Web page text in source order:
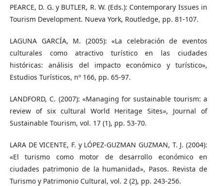
PEARCE, D. G. y BUTLER, R. W. (Eds.): Contemporary Issues in
Tourism Development. Nueva York, Routledge, pp. 81-107.
LAGUNA GARCÍA, M. (2005): «La celebración de eventos
culturales como atractivo turístico en las ciudades
históricas: análisis del impacto económico y turístico»,
Estudios Turísticos, nº 166, pp. 65-97.
LANDFORD, C. (2007): «Managing for sustainable tourism: a
review of six cultural World Heritage Sites», Journal of
Sustainable Tourism, vol. 17 (1), pp. 53-70.
LARA DE VICENTE, F. y LÓPEZ-GUZMAN GUZMAN, T. J. (2004):
«El turismo como motor de desarrollo económico en
ciudades patrimonio de la humanidad», Pasos. Revista de
Turismo y Patrimonio Cultural, vol. 2 (2), pp. 243-256.